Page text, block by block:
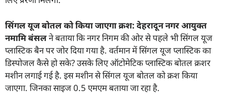
सिंगल यूज बोतल को किया जाएगा क्रश: देहरादून नगर आयुक्त
नमामि बंसलने बताया कि नगर निगम की ओर से पहले भी सिंगल यूज
प्लास्टिक बैन पर जोर दिया गया है. वर्तमान में सिंगल यूज प्लास्टिक का
डिस्पोजल कैसे हो सके? उसके लिए ऑटोमेटिक प्लास्टिक बोतल क्रशर
मशीन लगाई गई है. इस मशीन से सिंगल यूज बोतल को क्रश किया
जाएगा. जिनका साइज 0.5 एमएम बताया जा रहा है.